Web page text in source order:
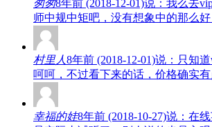
匆匆8年前 (2018-12-01)说：我么去
师中规中矩吧，没有想象中的那么
村里人8年前 (2018-12-01)说：只知
呵呵，不过看下来的话，价格确实有
幸福的娃8年前 (2018-10-27)说：在